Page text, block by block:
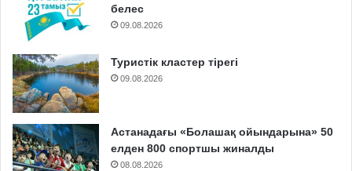
белес
09.08.2026
Туристік кластер тірегі
09.08.2026
Астанадағы «Болашақ ойындарына» 50
елден 800 спортшы жиналды
08.08.2026